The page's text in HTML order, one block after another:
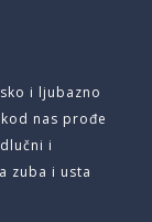
i ljubazno
nas prođe
i
zuba i usta